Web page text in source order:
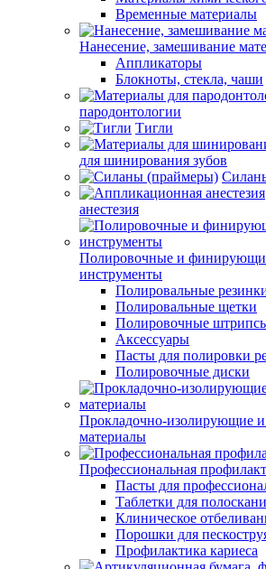
Временные материалы
Нанесение, замешивание
Аппликаторы
Блокноты, стекла, чаши
пародонтологии
Тигли
для шинирования зубов
анестезия
Полировочные и
инструменты
Полировальные
Полировальные щетки
Полировочные
Аксессуары
Пасты для полировки
Полировочные диски
Прокладочно-изолирующие
материалы
Профессиональная
Пасты для
Таблетки для
Клиническое
Порошки для
Профилактика кариеса